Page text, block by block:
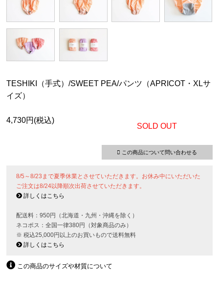
TESHIKI（手式）/SWEET PEA/パンツ（APRICOT・XLサ
イズ）
4,730円(税込)
SOLD OUT
この商品について問い合わせる
8/5～8/23まで夏季休業とさせていただきます。お休み中にいただいた
ご注文は8/24以降順次出荷させていただきます。
詳しくはこちら
配送料：950円（北海道・九州・沖縄を除く）
ネコポス：全国一律380円（対象商品のみ）
※ 税込25,000円以上のお買いもので送料無料
詳しくはこちら
この商品のサイズや材質について